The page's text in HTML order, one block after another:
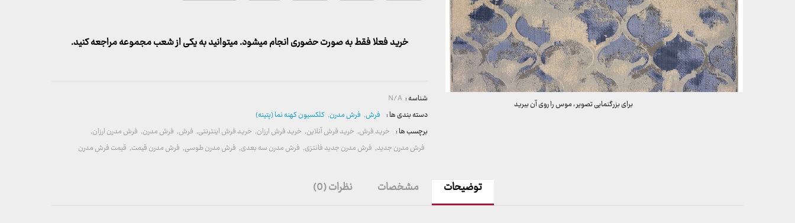
برای بزرگنمایی تصویر ، موس را روی آن ببرید
خرید فعلا فقط به صورت حضوری انجام میشود. میتوانید به یکی از شعب مجموعه مراجعه کنید.
شناسه : N/A
دسته بندی ها : فرش, فرش مدرن, کلکسیون کهنه نما (پتینه)
برچسب ها : خرید فرش, خرید فرش آنلاین, خرید فرش ارزان, خرید فرش اینترنتی, فرش, فرش مدرن, فرش مدرن ارزان,
فرش مدرن جدید, فرش مدرن جدید فانتزی, فرش مدرن سه بعدی, فرش مدرن طوسی, فرش مدرن قیمت, قیمت فرش مدرن
توضیحات مشخصات نظرات (0)